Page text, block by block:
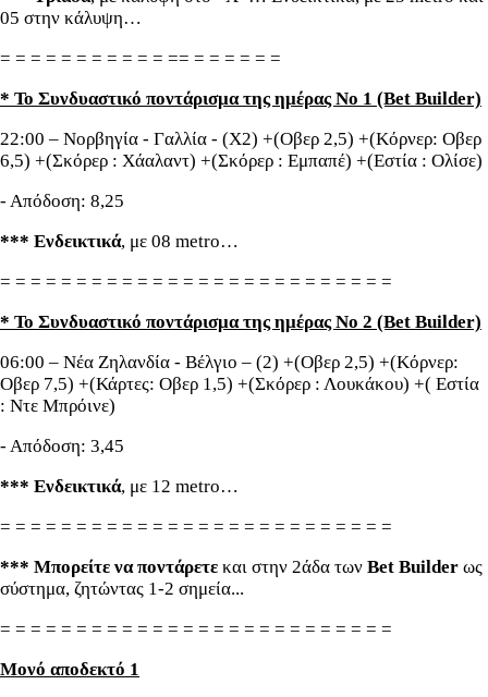
05 στην κάλυψη…
= = = = = = = = = = = == = = = = = =
* Το Συνδυαστικό ποντάρισμα της ημέρας Νο 1 (Bet Builder)
22:00 – Νορβηγία - Γαλλία - (Χ2) +(Οβερ 2,5) +(Κόρνερ: Οβερ
6,5) +(Σκόρερ : Χάαλαντ) +(Σκόρερ : Εμπαπέ) +(Εστία : Ολίσε)
- Απόδοση: 8,25
*** Ενδεικτικά, με 08 metro…
= = = = = = = = = = = = = = = = = = = = = = = = = =
* Το Συνδυαστικό ποντάρισμα της ημέρας Νο 2 (Bet Builder)
06:00 – Νέα Ζηλανδία - Βέλγιο – (2) +(Οβερ 2,5) +(Κόρνερ:
Οβερ 7,5) +(Κάρτες: Οβερ 1,5) +(Σκόρερ : Λουκάκου) +( Εστία
: Ντε Μπρόινε)
- Απόδοση: 3,45
*** Ενδεικτικά, με 12 metro…
= = = = = = = = = = = = = = = = = = = = = = = = = =
*** Μπορείτε να ποντάρετε και στην 2άδα των Bet Builder ως
σύστημα, ζητώντας 1-2 σημεία...
= = = = = = = = = = = = = = = = = = = = = = = = = =
Μονό αποδεκτό 1